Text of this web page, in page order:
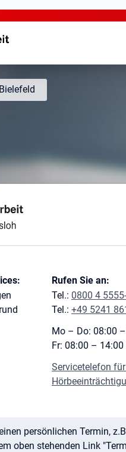
Gütersloh
Rufen Sie an:
Tel.: 0800 4
Tel.: +49 5241
Mo – Do: 08:00
Fr: 08:00 – 14:00
Servicetelefon
persönlichen Termin,
oben stehenden Link